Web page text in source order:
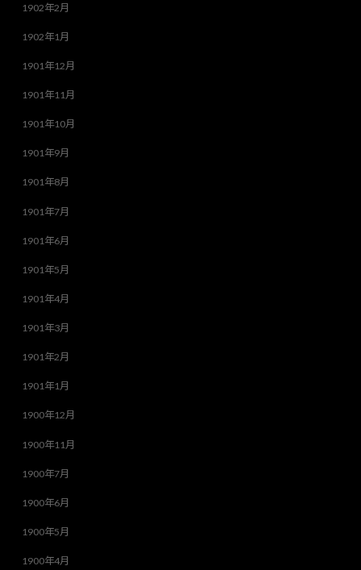
1902年2月
1902年1月
1901年12月
1901年11月
1901年10月
1901年9月
1901年8月
1901年7月
1901年6月
1901年5月
1901年4月
1901年3月
1901年2月
1901年1月
1900年12月
1900年11月
1900年7月
1900年6月
1900年5月
1900年4月